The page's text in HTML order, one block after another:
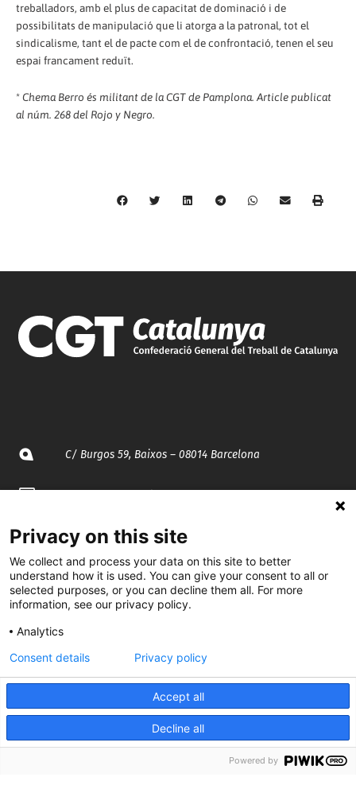
treballadors, amb el plus de capacitat de dominació i de
possibilitats de manipulació que li atorga a la patronal, tot el
sindicalisme, tant el de pacte com el de confrontació, tenen el seu
espai francament reduït.
*Chema Berro és militant de la CGT de Pamplona. Article publicat
al núm. 268 del Rojo y Negro.
C/ Burgos 59, Baixos – 08014 Barcelona
935 120 481
@CGTCatalunya
cgtcatalunya
Desenvolupat per
Privacy on this site
We collect and process your data on this site to better
understand how it is used. You can give your consent to all or
selected purposes, or you can decline them all. For more
information, see our privacy policy.
Analytics
Accept all
Decline all
Consent details Privacy policy
Powered by